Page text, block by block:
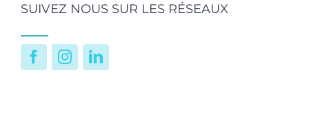
SUIVEZ NOUS SUR LES RÉSEAUX
FacebookInstagramLinkedIn